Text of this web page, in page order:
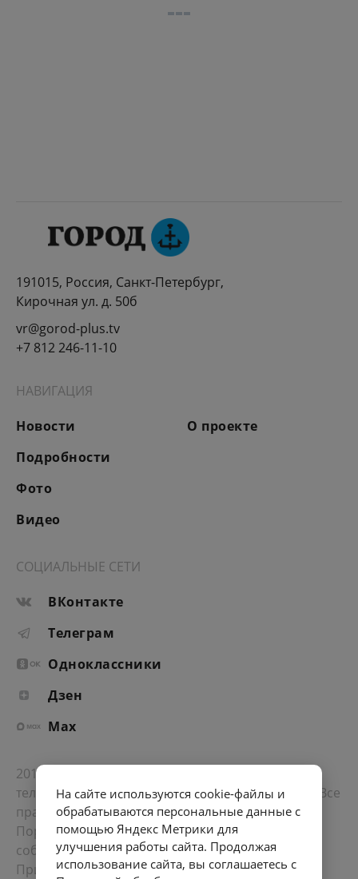
191015, Россия, Санкт-Петербург,
Кирочная ул. д. 50б
vr@gorod-plus.tv
+7 812 246-11-10
НАВИГАЦИЯ
Новости
Подробности
Фото
Видео
О проекте
СОЦИАЛЬНЫЕ СЕТИ
ВКонтакте
Телеграм
Одноклассники
Дзен
Max
2012-2026 © Портал «Электронное интернет-
телевидение правительства Санкт-Петербурга». Все
права защищены.
Портал Санкт-Петербурга- о его людях, жизни,
событиях, последних новостях.
При перепечатке материалов, прямая ссылка на
На сайте используются cookie-файлы и
обрабатываются персональные данные с
помощью Яндекс Метрики для
улучшения работы сайта. Продолжая
использование сайта, вы соглашаетесь с